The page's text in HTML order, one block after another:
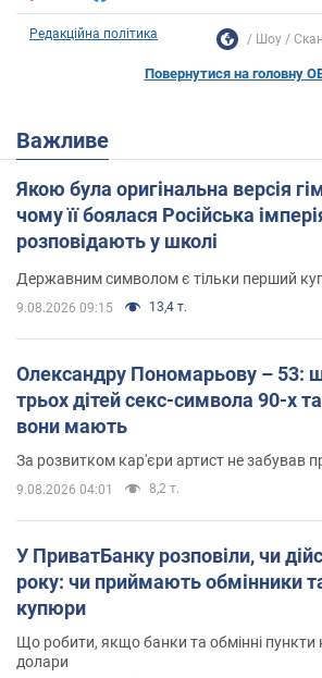
Редакційна політика Шоу
Повернутися на головну
Важливе
Якою була оригінальна версія
чому її боялася Російська
розповідають у школі
Державним символом є тільки перший
9.08.2026 09:15 13,4 т.
Олександру Пономарьову – 53:
трьох дітей секс-символа 90-х
вони мають
За розвитком кар'єри артист не забував
9.08.2026 04:01 8,2 т.
У ПриватБанку розповіли, чи
року: чи приймають обмінники
купюри
Що робити, якщо банки та обмінні пункти
долари